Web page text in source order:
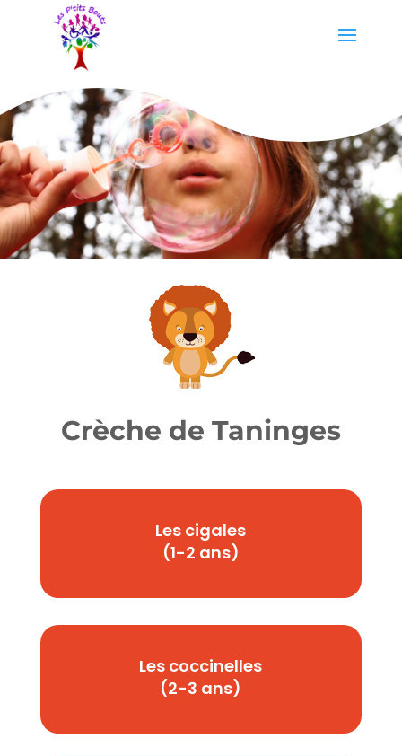
Crèche de Taninges
Les cigales
(1-2 ans)
Les coccinelles
(2-3 ans)